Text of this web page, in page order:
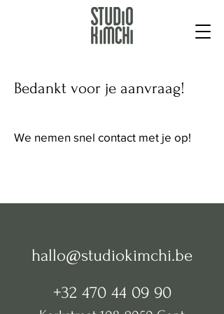
Bedankt voor je aanvraag!
We nemen snel contact met je op!
hallo@studiokimchi.be
+32 470 44 09 90